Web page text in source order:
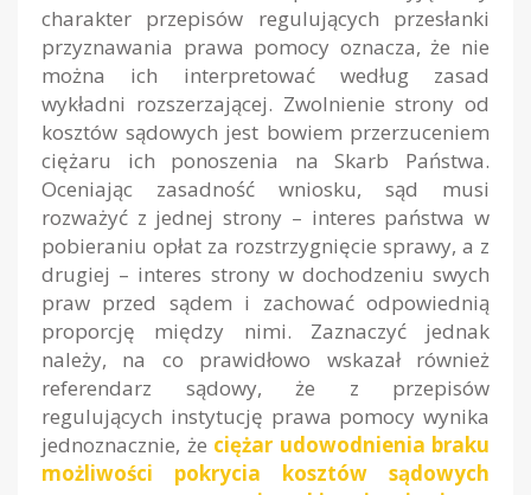
charakter przepisów regulujących przesłanki
przyznawania prawa pomocy oznacza, że nie
można ich interpretować według zasad
wykładni rozszerzającej. Zwolnienie strony od
kosztów sądowych jest bowiem przerzuceniem
ciężaru ich ponoszenia na Skarb Państwa.
Oceniając zasadność wniosku, sąd musi
rozważyć z jednej strony – interes państwa w
pobieraniu opłat za rozstrzygnięcie sprawy, a z
drugiej – interes strony w dochodzeniu swych
praw przed sądem i zachować odpowiednią
proporcję między nimi. Zaznaczyć jednak
należy, na co prawidłowo wskazał również
referendarz sądowy, że z przepisów
regulujących instytucję prawa pomocy wynika
jednoznacznie, że ciężar udowodnienia braku
możliwości pokrycia kosztów sądowych